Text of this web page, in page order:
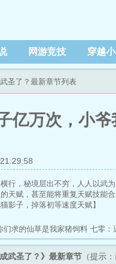
网游竞技 穿越
圣了？最新章节列表
亿万次，小爷
行，秘境层出不穷，人人以武为
天赋，甚至能将重复天赋技能合
影子，掉落初等速度天赋】
同学影子……淬体十八式掉落42
女柳依依影子，掉落极品天赋·
兽饕餮影子，掉落太古血脉天
们求的仙草是我家猪饲料 七零：
启 全职法师：从打卡系统开始
武圣了？》最新章节 （提示